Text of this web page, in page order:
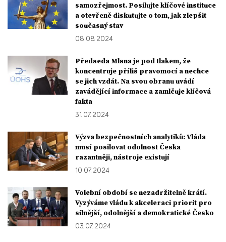
samozřejmost. Posilujte klíčové instituce
a otevřeně diskutujte o tom, jak zlepšit
současný stav
08. 08. 2024
Předseda Mlsna je pod tlakem, že
koncentruje příliš pravomocí a nechce
se jich vzdát. Na svou obranu uvádí
zavádějící informace a zamlčuje klíčová
fakta
31. 07. 2024
Výzva bezpečnostních analytiků: Vláda
musí posilovat odolnost Česka
razantněji, nástroje existují
10. 07. 2024
Volební období se nezadržitelně krátí.
Vyzýváme vládu k akceleraci priorit pro
silnější, odolnější a demokratické Česko
03. 07. 2024